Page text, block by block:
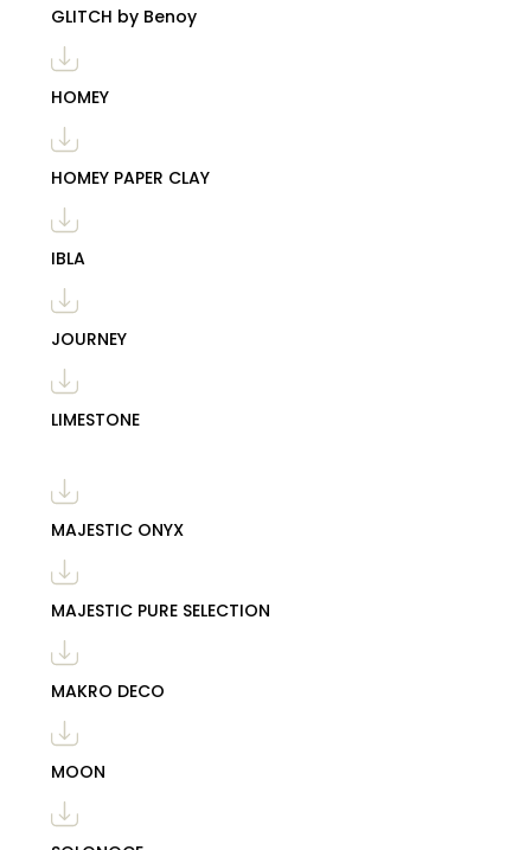
GLITCH by Benoy
HOMEY
HOMEY PAPER CLAY
IBLA
JOURNEY
LIMESTONE
MAJESTIC ONYX
MAJESTIC PURE SELECTION
MAKRO DECO
MOON